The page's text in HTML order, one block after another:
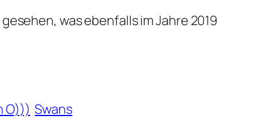
was ebenfalls im Jahre 2019
O))) Swans